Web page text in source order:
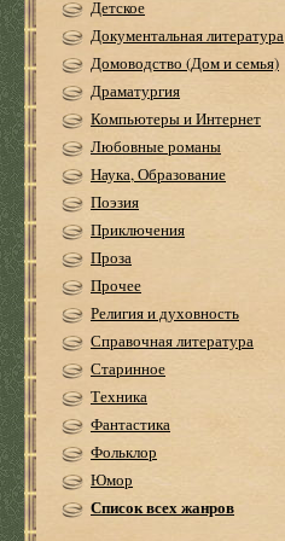
Детское
Документальная литература
Домоводство (Дом и семья)
Драматургия
Компьютеры и Интернет
Любовные романы
Наука, Образование
Поэзия
Приключения
Проза
Прочее
Религия и духовность
Справочная литература
Старинное
Техника
Фантастика
Фольклор
Юмор
Список всех жанров